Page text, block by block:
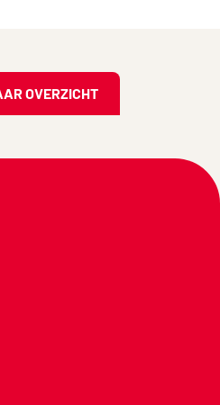
OVERZICHT